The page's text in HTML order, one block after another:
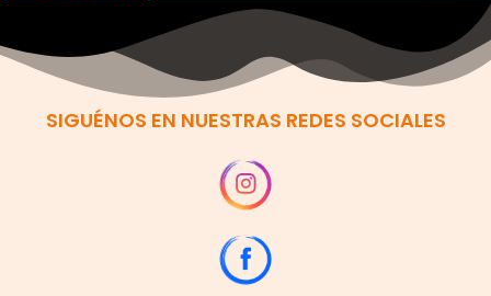
SIGUÉNOS EN NUESTRAS REDES SOCIALES